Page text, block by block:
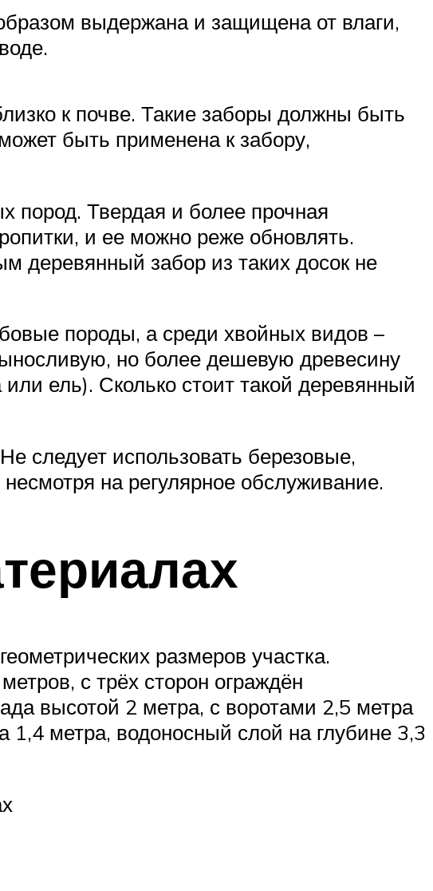
выдержана и защищена от влаги,
к почве. Такие заборы должны быть
быть применена к забору,
пород. Твердая и более прочная
и ее можно реже обновлять.
деревянный забор из таких досок не
породы, а среди хвойных видов –
но более дешевую древесину
ель). Сколько стоит такой деревянный
следует использовать березовые,
на регулярное обслуживание.
размеров участка.
с трёх сторон ограждён
высотой 2 метра, с воротами 2,5 метра
метра, водоносный слой на глубине 3,3